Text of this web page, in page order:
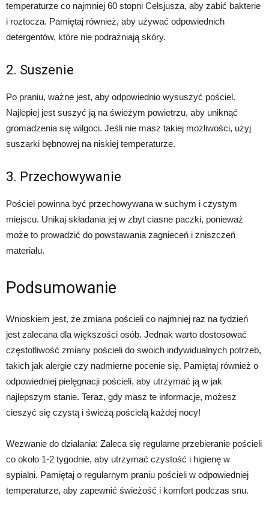
temperaturze co najmniej 60 stopni Celsjusza, aby zabić bakterie
i roztocza. Pamiętaj również, aby używać odpowiednich
detergentów, które nie podrażniają skóry.
2. Suszenie
Po praniu, ważne jest, aby odpowiednio wysuszyć pościel.
Najlepiej jest suszyć ją na świeżym powietrzu, aby uniknąć
gromadzenia się wilgoci. Jeśli nie masz takiej możliwości, użyj
suszarki bębnowej na niskiej temperaturze.
3. Przechowywanie
Pościel powinna być przechowywana w suchym i czystym
miejscu. Unikaj składania jej w zbyt ciasne paczki, ponieważ
może to prowadzić do powstawania zagnieceń i zniszczeń
materiału.
Podsumowanie
Wnioskiem jest, że zmiana pościeli co najmniej raz na tydzień
jest zalecana dla większości osób. Jednak warto dostosować
częstotliwość zmiany pościeli do swoich indywidualnych potrzeb,
takich jak alergie czy nadmierne pocenie się. Pamiętaj również o
odpowiedniej pielęgnacji pościeli, aby utrzymać ją w jak
najlepszym stanie. Teraz, gdy masz te informacje, możesz
cieszyć się czystą i świeżą pościelą każdej nocy!
Wezwanie do działania: Zaleca się regularne przebieranie pościeli
co około 1-2 tygodnie, aby utrzymać czystość i higienę w
sypialni. Pamiętaj o regularnym praniu pościeli w odpowiedniej
temperaturze, aby zapewnić świeżość i komfort podczas snu.